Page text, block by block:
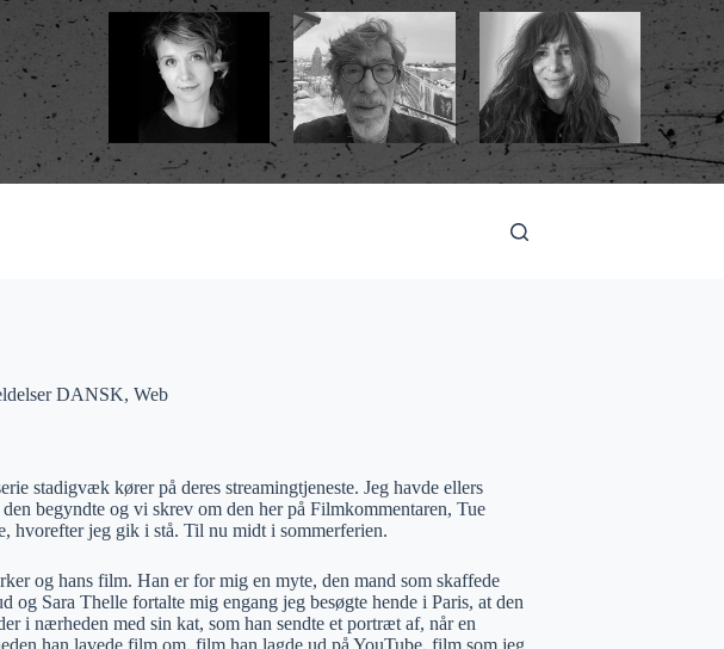
DANSK, Web
stadigvæk kører på deres streamingtjeneste. Jeg havde ellers
begyndte og vi skrev om den her på Filmkommentaren, Tue
hvorefter jeg gik i stå. Til nu midt i sommerferien.
og hans film. Han er for mig en myte, den mand som skaffede
Sara Thelle fortalte mig engang jeg besøgte hende i Paris, at den
i nærheden med sin kat, som han sendte et portræt af, når en